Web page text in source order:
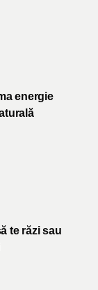
energie
te răzi sau